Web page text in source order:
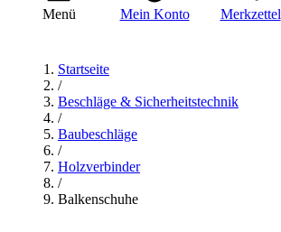
Menü Mein Konto Merkzettel
Startseite
/
Beschläge & Sicherheitstechnik
/
Baubeschläge
/
Holzverbinder
/
Balkenschuhe